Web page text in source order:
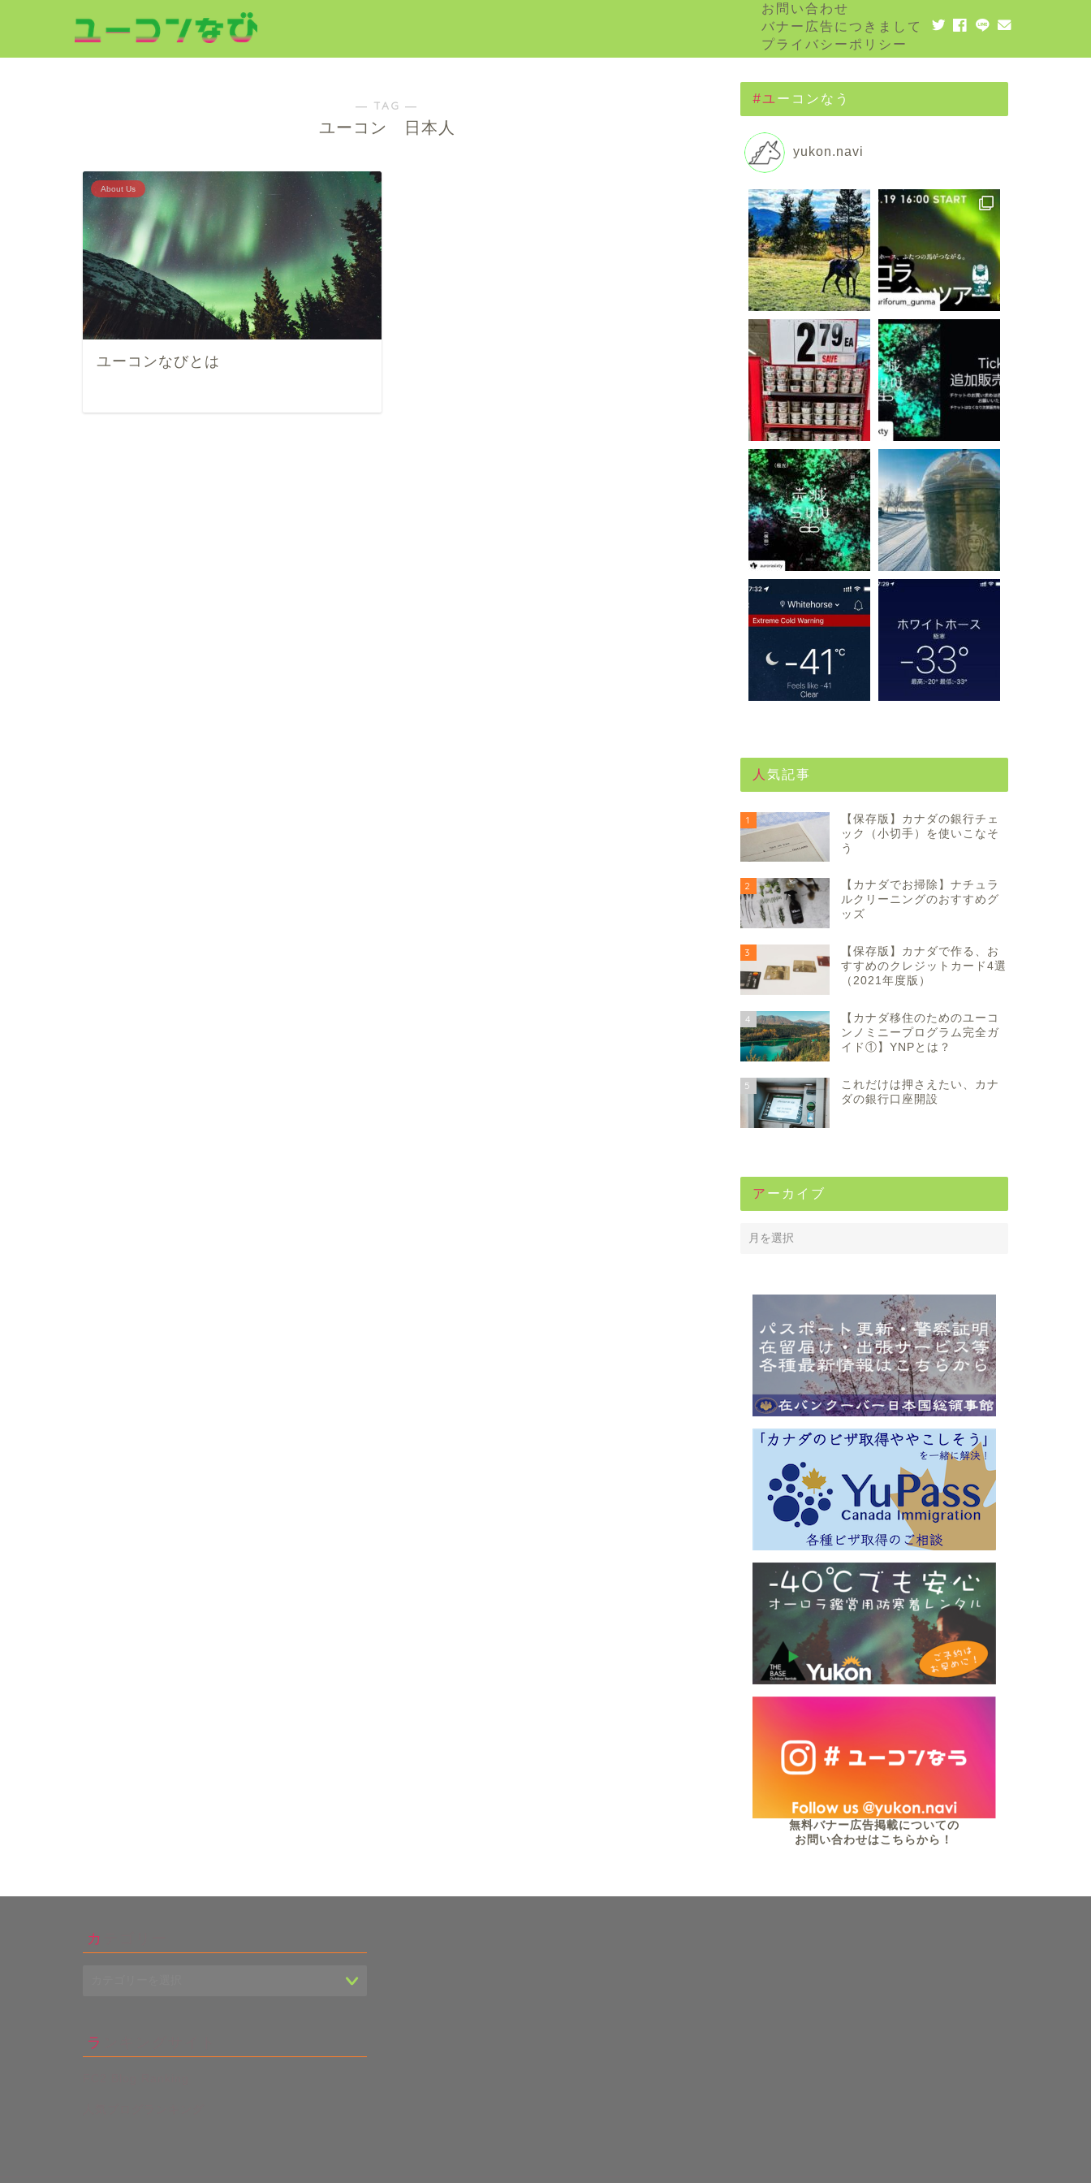
お問い合わせ
バナー広告につきまして
プライバシーポリシー
― TAG ―
ユーコン 日本人
About Us
ユーコンなびとは
#ユーコンなう
yukon.navi
人気記事
1
【保存版】カナダの銀行チェ
ック（小切手）を使いこなそ
う
2
【カナダでお掃除】ナチュラ
ルクリーニングのおすすめグ
ッズ
3
【保存版】カナダで作る、お
すすめのクレジットカード4選
（2021年度版）
4
【カナダ移住のためのユーコ
ンノミニープログラム完全ガ
イド①】YNPとは？
5
これだけは押さえたい、カナ
ダの銀行口座開設
アーカイブ
無料バナー広告掲載についての
お問い合わせはこちらから！